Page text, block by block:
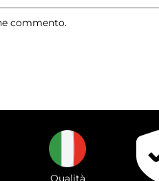
commento.
Qualità